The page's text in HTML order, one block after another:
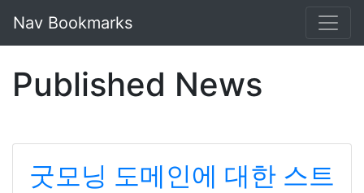
Nav Bookmarks
Published News
굿모닝 도메인에 대한 스트